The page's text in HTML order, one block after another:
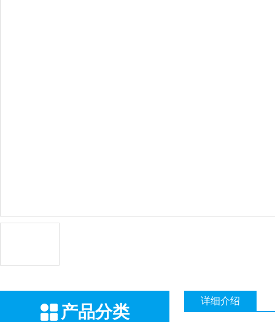
产品分类
详细介绍